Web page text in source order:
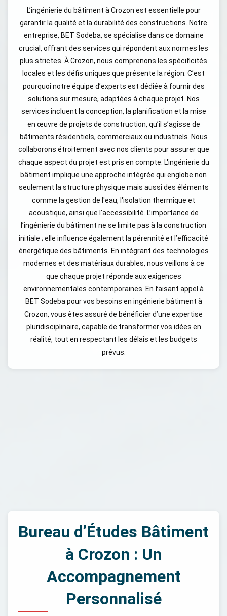
L’ingénierie du bâtiment à Crozon est essentielle pour
garantir la qualité et la durabilité des constructions. Notre
entreprise, BET Sodeba, se spécialise dans ce domaine
crucial, offrant des services qui répondent aux normes les
plus strictes. À Crozon, nous comprenons les spécificités
locales et les défis uniques que présente la région. C’est
pourquoi notre équipe d’experts est dédiée à fournir des
solutions sur mesure, adaptées à chaque projet. Nos
services incluent la conception, la planification et la mise
en œuvre de projets de construction, qu’il s’agisse de
bâtiments résidentiels, commerciaux ou industriels. Nous
collaborons étroitement avec nos clients pour assurer que
chaque aspect du projet est pris en compte. L'ingénierie du
bâtiment implique une approche intégrée qui englobe non
seulement la structure physique mais aussi des éléments
comme la gestion de l'eau, l'isolation thermique et
acoustique, ainsi que l'accessibilité. L’importance de
l’ingénierie du bâtiment ne se limite pas à la construction
initiale ; elle influence également la pérennité et l’efficacité
énergétique des bâtiments. En intégrant des technologies
modernes et des matériaux durables, nous veillons à ce
que chaque projet réponde aux exigences
environnementales contemporaines. En faisant appel à
BET Sodeba pour vos besoins en ingénierie bâtiment à
Crozon, vous êtes assuré de bénéficier d’une expertise
pluridisciplinaire, capable de transformer vos idées en
réalité, tout en respectant les délais et les budgets
prévus.
Bureau d’Études Bâtiment
à Crozon : Un
Accompagnement
Personnalisé